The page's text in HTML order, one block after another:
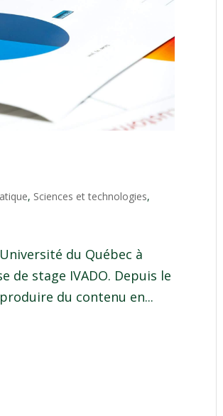
, Sciences et technologies,
du Québec à
de stage IVADO. Depuis le
du contenu en...